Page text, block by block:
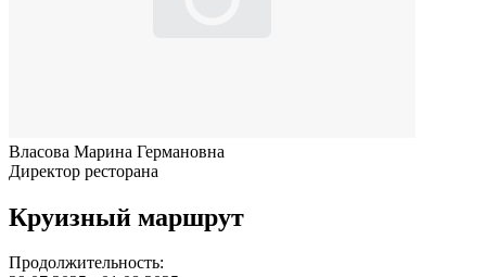
Власова Марина Германовна
Директор ресторана
Круизный маршрут
Продолжительность: